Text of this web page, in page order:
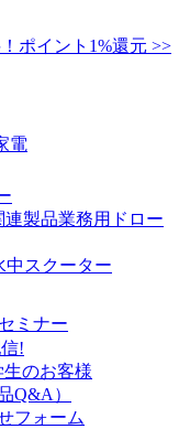
ポイント1%還元 >>
電
業務用ドロー
中スクーター
ミナー
!
のお客様
Q&A）
フォーム